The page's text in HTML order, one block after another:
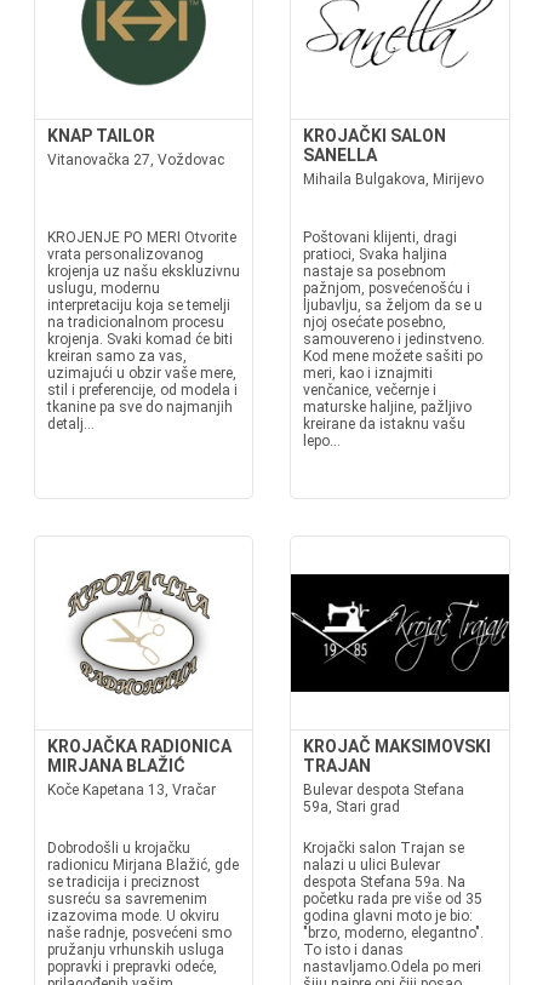
KNAP TAILOR
Vitanovačka 27, Voždovac
KROJENJE PO MERI Otvorite
vrata personalizovanog
krojenja uz našu ekskluzivnu
uslugu, modernu
interpretaciju koja se temelji
na tradicionalnom procesu
krojenja. Svaki komad će biti
kreiran samo za vas,
uzimajući u obzir vaše mere,
stil i preferencije, od modela i
tkanine pa sve do najmanjih
detalj...
KROJAČKI SALON
SANELLA
Mihaila Bulgakova, Mirijevo
Poštovani klijenti, dragi
pratioci, Svaka haljina
nastaje sa posebnom
pažnjom, posvećenošću i
ljubavlju, sa željom da se u
njoj osećate posebno,
samouvereno i jedinstveno.
Kod mene možete sašiti po
meri, kao i iznajmiti
venčanice, večernje i
maturske haljine, pažljivo
kreirane da istaknu vašu
lepo...
KROJAČKA RADIONICA
MIRJANA BLAŽIĆ
Koče Kapetana 13, Vračar
Dobrodošli u krojačku
radionicu Mirjana Blažić, gde
se tradicija i preciznost
susreću sa savremenim
izazovima mode. U okviru
naše radnje, posvećeni smo
pružanju vrhunskih usluga
popravki i prepravki odeće,
KROJAČ MAKSIMOVSKI
TRAJAN
Bulevar despota Stefana
59a, Stari grad
Krojački salon Trajan se
nalazi u ulici Bulevar
despota Stefana 59a. Na
početku rada pre više od 35
godina glavni moto je bio:
"brzo, moderno, elegantno".
To isto i danas
nastavljamo.Odela po meri